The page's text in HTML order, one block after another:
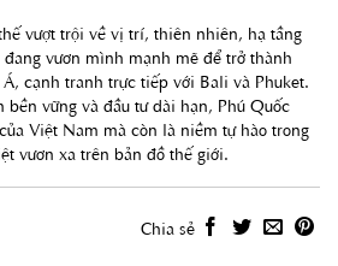
vượt trội về vị trí, thiên nhiên, hạ tầng
vươn mình mạnh mẽ để trở thành
cạnh tranh trực tiếp với Bali và Phuket.
vững và đầu tư dài hạn, Phú Quốc
Việt Nam mà còn là niềm tự hào trong
vươn xa trên bản đồ thế giới.
Chia sẻ